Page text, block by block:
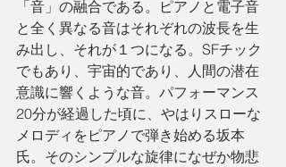
「音」の融合である。ピアノと電子音
と全く異なる音はそれぞれの波長を生
み出し、それが１つになる。SFチック
でもあり、宇宙的であり、人間の潜在
意識に響くような音。パフォーマンス
20分が経過した頃に、やはりスローな
メロディをピアノで弾き始める坂本
氏。そのシンプルな旋律になぜか物悲